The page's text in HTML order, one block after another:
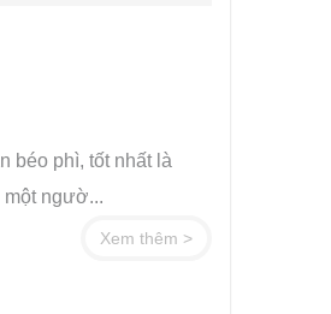
béo phì, tốt nhất là
ngườ...
Xem thêm >